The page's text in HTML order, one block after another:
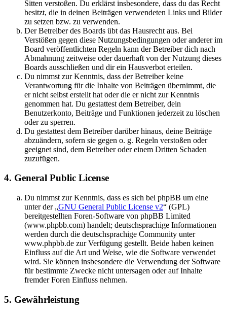
Sitten verstoßen. Du erklärst insbesondere, dass du das Recht
besitzt, die in deinen Beiträgen verwendeten Links und Bilder
zu setzen bzw. zu verwenden.
Der Betreiber des Boards übt das Hausrecht aus. Bei
Verstößen gegen diese Nutzungsbedingungen oder anderer im
Board veröffentlichten Regeln kann der Betreiber dich nach
Abmahnung zeitweise oder dauerhaft von der Nutzung dieses
Boards ausschließen und dir ein Hausverbot erteilen.
Du nimmst zur Kenntnis, dass der Betreiber keine
Verantwortung für die Inhalte von Beiträgen übernimmt, die
er nicht selbst erstellt hat oder die er nicht zur Kenntnis
genommen hat. Du gestattest dem Betreiber, dein
Benutzerkonto, Beiträge und Funktionen jederzeit zu löschen
oder zu sperren.
Du gestattest dem Betreiber darüber hinaus, deine Beiträge
abzuändern, sofern sie gegen o. g. Regeln verstoßen oder
geeignet sind, dem Betreiber oder einem Dritten Schaden
zuzufügen.
4. General Public License
Du nimmst zur Kenntnis, dass es sich bei phpBB um eine
unter der „GNU General Public License v2“ (GPL)
bereitgestellten Foren-Software von phpBB Limited
(www.phpbb.com) handelt; deutschsprachige Informationen
werden durch die deutschsprachige Community unter
www.phpbb.de zur Verfügung gestellt. Beide haben keinen
Einfluss auf die Art und Weise, wie die Software verwendet
wird. Sie können insbesondere die Verwendung der Software
für bestimmte Zwecke nicht untersagen oder auf Inhalte
fremder Foren Einfluss nehmen.
5. Gewährleistung